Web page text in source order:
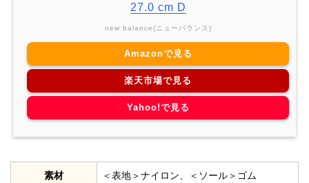
27.0 cm D
new balance(ニューバランス)
Amazonで見る
楽天市場で見る
Yahoo!で見る
素材 ＜表地＞ナイロン、＜ソール＞ゴム